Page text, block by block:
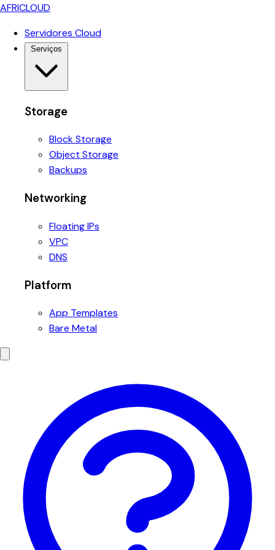
AFRICLOUD
Servidores Cloud
Serviços
Storage
Block Storage
Object Storage
Backups
Networking
Floating IPs
VPC
DNS
Platform
App Templates
Bare Metal